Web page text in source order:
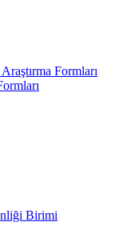
Formları
Birimi